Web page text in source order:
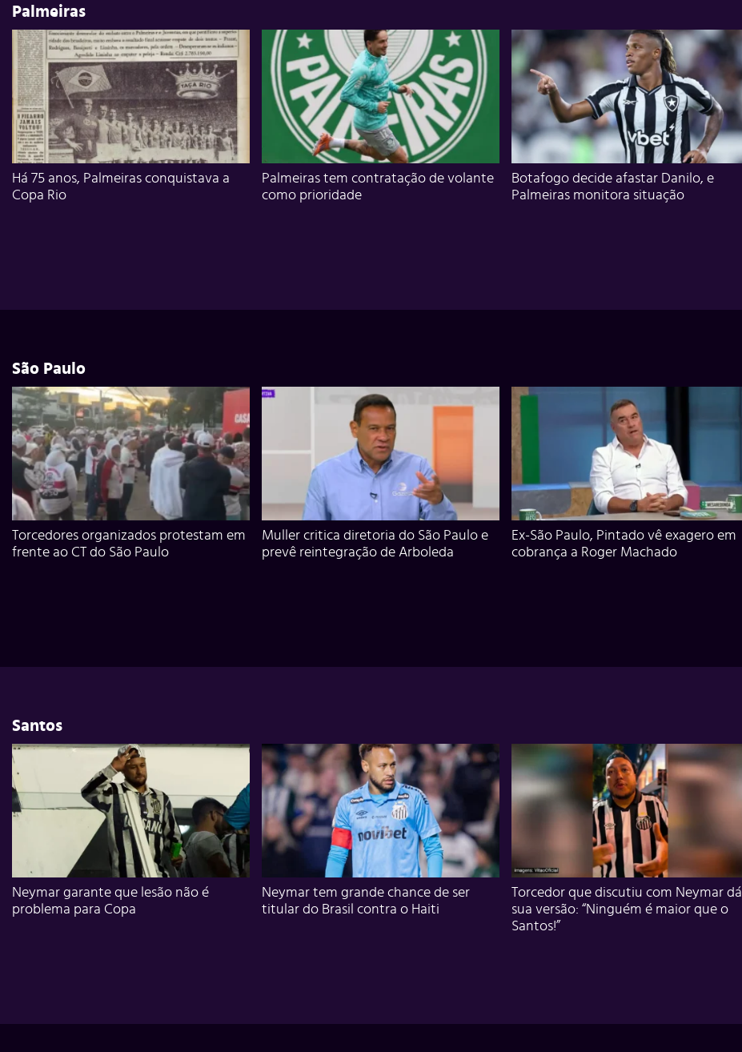
Palmeiras
Há 75 anos, Palmeiras conquistava a
Copa Rio
Palmeiras tem contratação de volante
como prioridade
Botafogo decide afastar Danilo, e
Palmeiras monitora situação
São Paulo
Torcedores organizados protestam em
frente ao CT do São Paulo
Muller critica diretoria do São Paulo e
prevê reintegração de Arboleda
Ex-São Paulo, Pintado vê exagero em
cobrança a Roger Machado
Santos
Neymar garante que lesão não é
problema para Copa
Neymar tem grande chance de ser
titular do Brasil contra o Haiti
Torcedor que discutiu com Neymar dá
sua versão: “Ninguém é maior que o
Santos!”